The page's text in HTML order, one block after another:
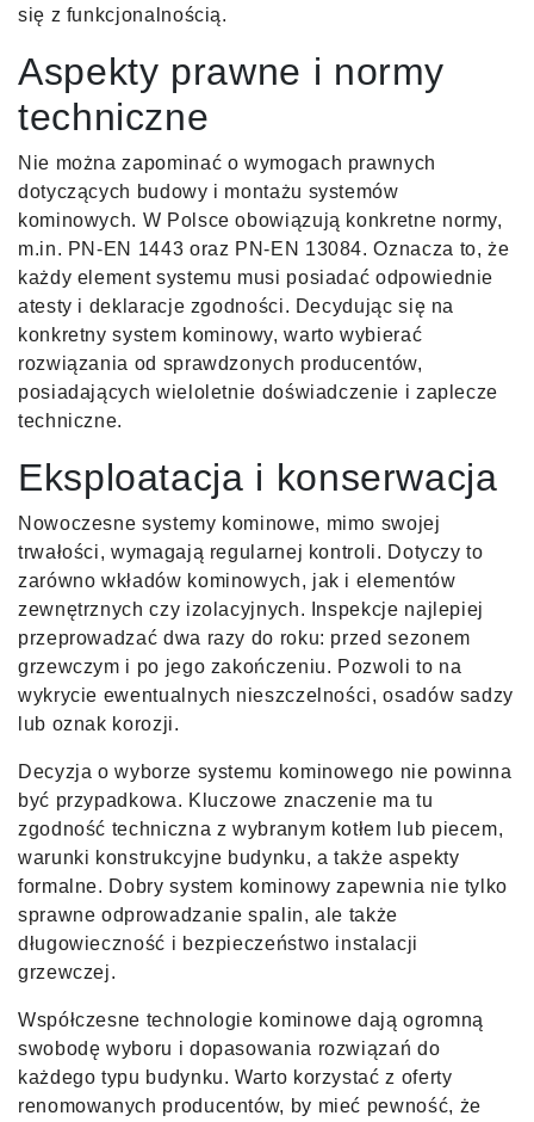
się z funkcjonalnością.
Aspekty prawne i normy
techniczne
Nie można zapominać o wymogach prawnych
dotyczących budowy i montażu systemów
kominowych. W Polsce obowiązują konkretne normy,
m.in. PN-EN 1443 oraz PN-EN 13084. Oznacza to, że
każdy element systemu musi posiadać odpowiednie
atesty i deklaracje zgodności. Decydując się na
konkretny system kominowy, warto wybierać
rozwiązania od sprawdzonych producentów,
posiadających wieloletnie doświadczenie i zaplecze
techniczne.
Eksploatacja i konserwacja
Nowoczesne systemy kominowe, mimo swojej
trwałości, wymagają regularnej kontroli. Dotyczy to
zarówno wkładów kominowych, jak i elementów
zewnętrznych czy izolacyjnych. Inspekcje najlepiej
przeprowadzać dwa razy do roku: przed sezonem
grzewczym i po jego zakończeniu. Pozwoli to na
wykrycie ewentualnych nieszczelności, osadów sadzy
lub oznak korozji.
Decyzja o wyborze systemu kominowego nie powinna
być przypadkowa. Kluczowe znaczenie ma tu
zgodność techniczna z wybranym kotłem lub piecem,
warunki konstrukcyjne budynku, a także aspekty
formalne. Dobry system kominowy zapewnia nie tylko
sprawne odprowadzanie spalin, ale także
długowieczność i bezpieczeństwo instalacji
grzewczej.
Współczesne technologie kominowe dają ogromną
swobodę wyboru i dopasowania rozwiązań do
każdego typu budynku. Warto korzystać z oferty
renomowanych producentów, by mieć pewność, że